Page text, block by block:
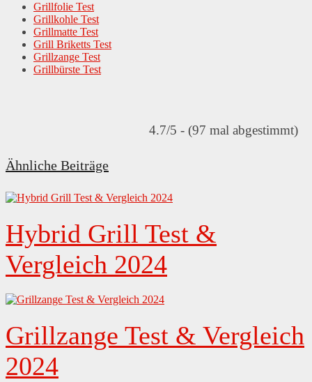
Grillfolie Test
Grillkohle Test
Grillmatte Test
Grill Briketts Test
Grillzange Test
Grillbürste Test
4.7/5 - (97 mal abgestimmt)
Ähnliche Beiträge
Hybrid Grill Test &
Vergleich 2024
Grillzange Test & Vergleich
2024